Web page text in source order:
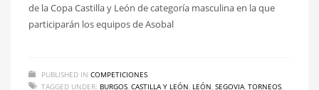
de la Copa Castilla y León de categoría masculina en la que
participarán los equipos de Asobal
PUBLISHED IN COMPETICIONES
TAGGED UNDER: BURGOS CASTILLA Y LEÓN LEÓN SEGOVIA TORNEOS